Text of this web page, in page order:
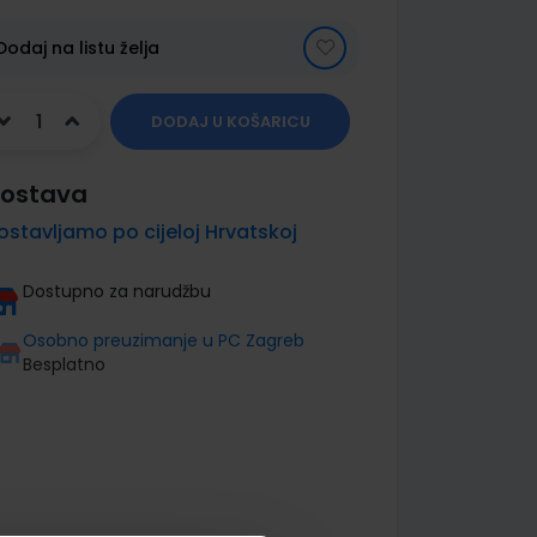
na listu želja
DODAJ U KOŠARICU
po cijeloj Hrvatskoj
Dostupno za narudžbu
Osobno preuzimanje u PC Zagreb
Besplatno